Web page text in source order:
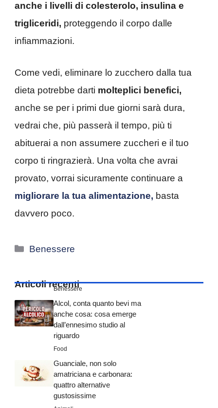
anche i livelli di colesterolo, insulina e
trigliceridi, proteggendo il corpo dalle
infiammazioni.
Come vedi, eliminare lo zucchero dalla tua
dieta potrebbe darti molteplici benefici,
anche se per i primi due giorni sarà dura,
vedrai che, più passerà il tempo, più ti
abituerai a non assumere zuccheri e il tuo
corpo ti ringrazierà. Una volta che avrai
provato, vorrai sicuramente continuare a
migliorare la tua alimentazione, basta
davvero poco.
Categorie
Benessere
Articoli recenti
Benessere
Alcol, conta quanto bevi ma
anche cosa: cosa emerge
dall’ennesimo studio al
riguardo
Food
Guanciale, non solo
amatriciana e carbonara:
quattro alternative
gustosissime